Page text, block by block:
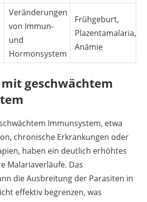
Veränderungen
von Immun-
und
Hormonsystem
Frühgeburt,
Plazentamalaria,
Anämie
geschwächtem
Immunsystem, etwa
chronische Erkrankungen oder
haben ein deutlich erhöhtes
Malariaverläufe. Das
die Ausbreitung der Parasiten in
effektiv begrenzen, was